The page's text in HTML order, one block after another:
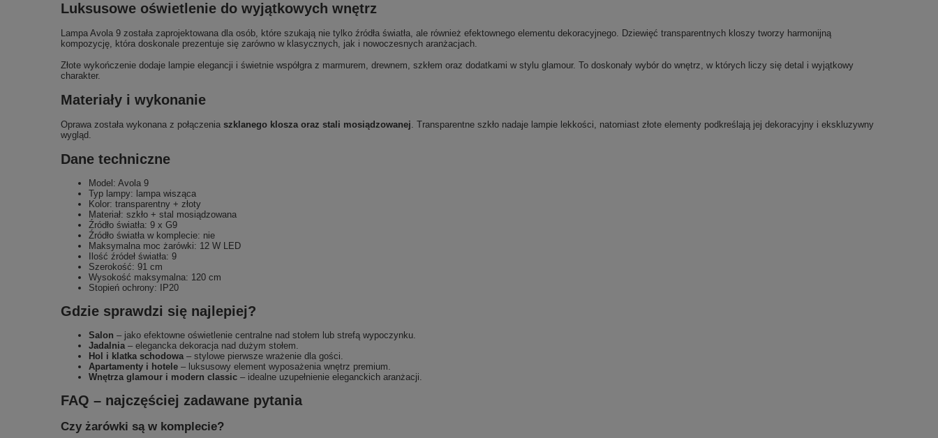
Luksusowe oświetlenie do wyjątkowych wnętrz
Lampa Avola 9 została zaprojektowana dla osób, które szukają nie tylko źródła światła, ale również efektownego elementu dekoracyjnego. Dziewięć transparentnych kloszy tworzy harmonijną
kompozycję, która doskonale prezentuje się zarówno w klasycznych, jak i nowoczesnych aranżacjach.
Złote wykończenie dodaje lampie elegancji i świetnie współgra z marmurem, drewnem, szkłem oraz dodatkami w stylu glamour. To doskonały wybór do wnętrz, w których liczy się detal i wyjątkowy
charakter.
Materiały i wykonanie
Oprawa została wykonana z połączenia szklanego klosza oraz stali mosiądzowanej. Transparentne szkło nadaje lampie lekkości, natomiast złote elementy podkreślają jej dekoracyjny i ekskluzywny
wygląd.
Dane techniczne
Model: Avola 9
Typ lampy: lampa wisząca
Kolor: transparentny + złoty
Materiał: szkło + stal mosiądzowana
Źródło światła: 9 x G9
Źródło światła w komplecie: nie
Maksymalna moc żarówki: 12 W LED
Ilość źródeł światła: 9
Szerokość: 91 cm
Wysokość maksymalna: 120 cm
Stopień ochrony: IP20
Gdzie sprawdzi się najlepiej?
Salon – jako efektowne oświetlenie centralne nad stołem lub strefą wypoczynku.
Jadalnia– elegancka dekoracja nad dużym stołem.
Hol i klatka schodowa– stylowe pierwsze wrażenie dla gości.
Apartamenty i hotele – luksusowy element wyposażenia wnętrz premium.
Wnętrza glamour i modern classic – idealne uzupełnienie eleganckich aranżacji.
FAQ – najczęściej zadawane pytania
Czy żarówki są w komplecie?